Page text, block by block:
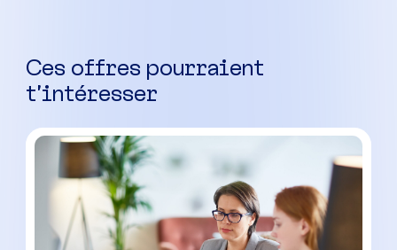
Ces offres pourraient
t’intéresser